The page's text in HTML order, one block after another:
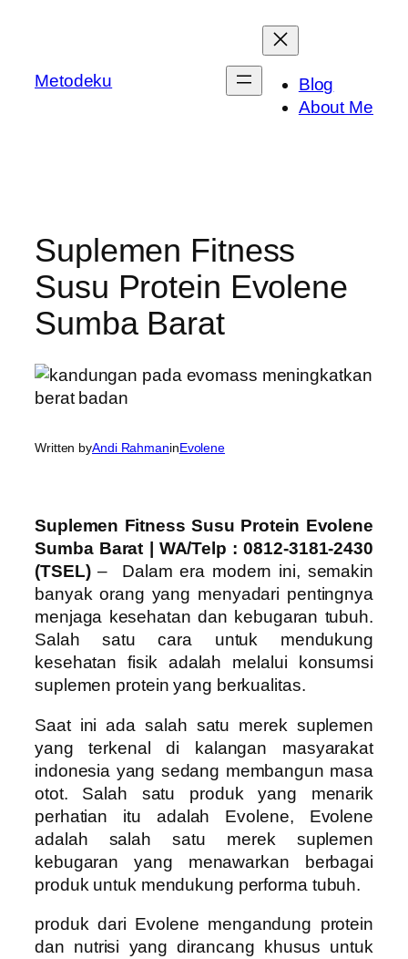
Metodeku
Blog
About Me
Suplemen Fitness
Susu Protein Evolene
Sumba Barat
Written byAndi RahmaninEvolene
Suplemen Fitness Susu Protein Evolene
Sumba Barat | WA/Telp : 0812-3181-2430
(TSEL)– Dalam era modern ini, semakin
banyak orang yang menyadari pentingnya
menjaga kesehatan dan kebugaran tubuh.
Salah satu cara untuk mendukung
kesehatan fisik adalah melalui konsumsi
suplemen protein yang berkualitas.
Saat ini ada salah satu merek suplemen
yang terkenal di kalangan masyarakat
indonesia yang sedang membangun masa
otot. Salah satu produk yang menarik
perhatian itu adalah Evolene, Evolene
adalah salah satu merek suplemen
kebugaran yang menawarkan berbagai
produk untuk mendukung performa tubuh.
produk dari Evolene mengandung protein
dan nutrisi yang dirancang khusus untuk